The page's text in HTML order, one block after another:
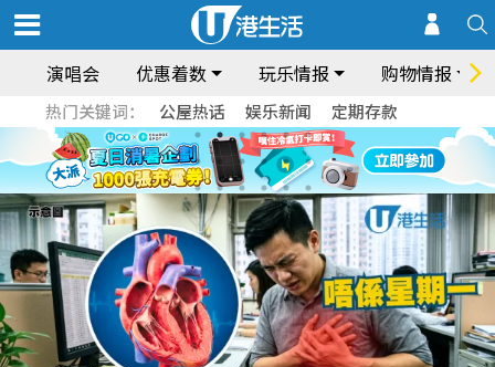
演唱会 优惠着数 玩乐情报 购物情报
热门关键词： 公屋热话 娱乐新闻 定期存款